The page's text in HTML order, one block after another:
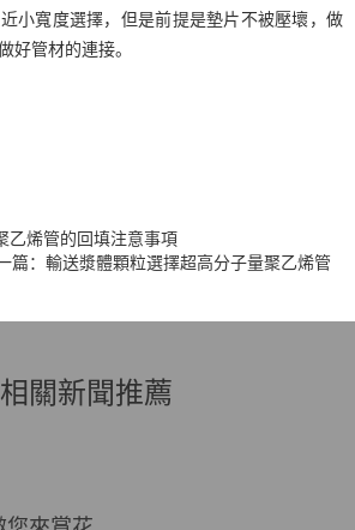
小寬度選擇，但是前提是墊片不被壓壞，做
好管材的連接。
乙烯管的回填注意事項
篇：輸送漿體顆粒選擇超高分子量聚乙烯管
相關新聞推薦